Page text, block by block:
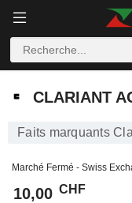
CLARIANT AG
CLARIANT
Faits marquants
Marché Fermé - Swiss
10,00 CHF